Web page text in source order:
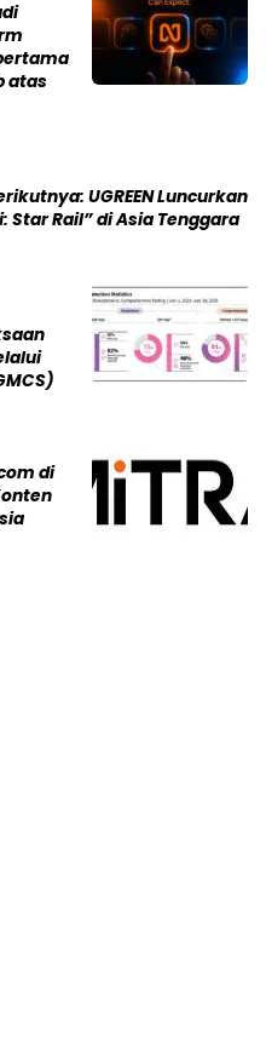
atas
UGREEN Luncurkan
Star Rail” di Asia Tenggara
di